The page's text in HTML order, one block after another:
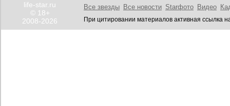
life-star.ru
© 18+
2008-2026
Все звезды Все новости Starфото Видео
При цитировании материалов активная ссылка